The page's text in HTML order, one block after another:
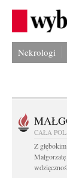
Nekrologi
CAŁA
Z